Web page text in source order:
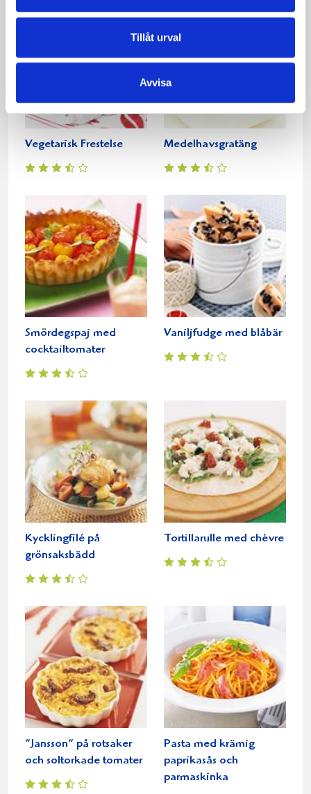
Tillåt urval
Avvisa
Vegetarisk Frestelse Medelhavsgratäng
Smördegspaj med
cocktailtomater
Vaniljfudge med blåbär
Kycklingfilé på
grönsaksbädd
Tortillarulle med chèvre
”Jansson” på rotsaker
och soltorkade tomater
Pasta med krämig
paprikasås och
parmaskinka